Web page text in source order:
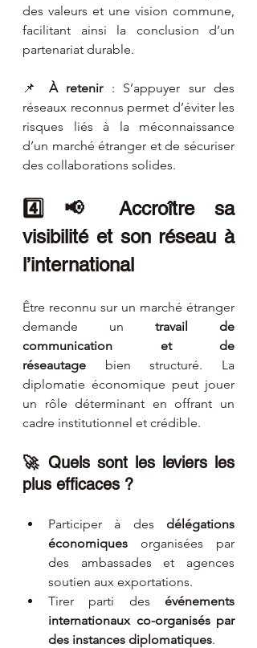
des valeurs et une vision commune,
facilitant ainsi la conclusion d’un
partenariat durable.
📌 À retenir : S’appuyer sur des
réseaux reconnus permet d’éviter les
risques liés à la méconnaissance
d’un marché étranger et de sécuriser
des collaborations solides.
4️⃣ 📢 Accroître sa
visibilité et son réseau à
l’international
Être reconnu sur un marché étranger
demande un travail de
communication et de
réseautage bien structuré. La
diplomatie économique peut jouer
un rôle déterminant en offrant un
cadre institutionnel et crédible.
🚀 Quels sont les leviers les
plus efficaces ?
Participer à des délégations
économiques organisées par
des ambassades et agences
soutien aux exportations.
Tirer parti des événements
internationaux co-organisés par
des instances diplomatiques.